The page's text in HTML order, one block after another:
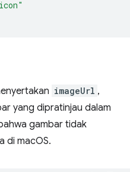
imageUrl ,
yang dipratinjau dalam
gambar tidak
di macOS.